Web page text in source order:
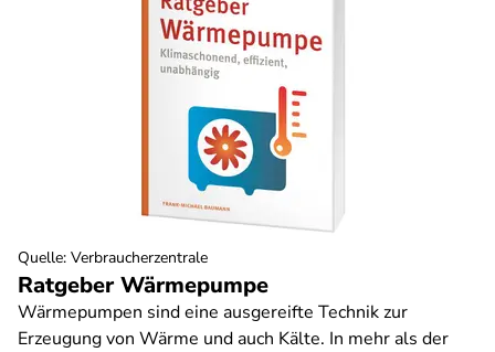
Ratgeber Wärmepumpe
Wärmepumpen sind eine ausgereifte Technik zur
Erzeugung von Wärme und auch Kälte. In mehr als der
Quelle: Verbraucherzentrale